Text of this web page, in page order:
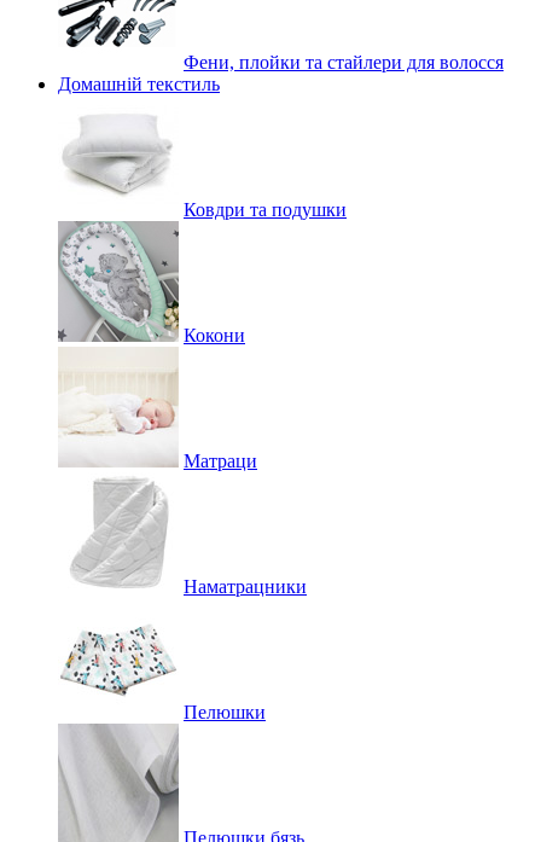
Фени, плойки та стайлери для волосся
Домашній текстиль
Ковдри та подушки
Кокони
Матраци
Наматрацники
Пелюшки
Пелюшки бязь